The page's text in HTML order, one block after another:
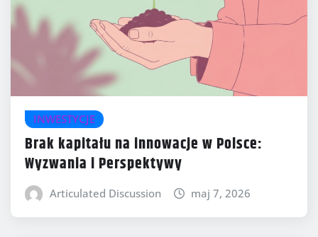
INWESTYCJE
Brak kapitału na innowacje w Polsce:
Wyzwania i Perspektywy
Articulated Discussion maj 7, 2026